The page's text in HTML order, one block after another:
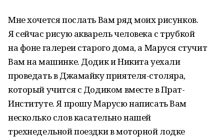
Мне хочется послать Вам ряд моих рисунков.
Я сейчас рисую акварель человека с трубкой
на фоне галереи старого дома, а Маруся стучит
Вам на машинке. Додик и Никита уехали
проведать в Джамайку приятеля-столяра,
который учится с Додиком вместе в Прат-
Институте. Я прошу Марусю написать Вам
несколько слов касательно нашей
трехнедельной поездки в моторной лодке